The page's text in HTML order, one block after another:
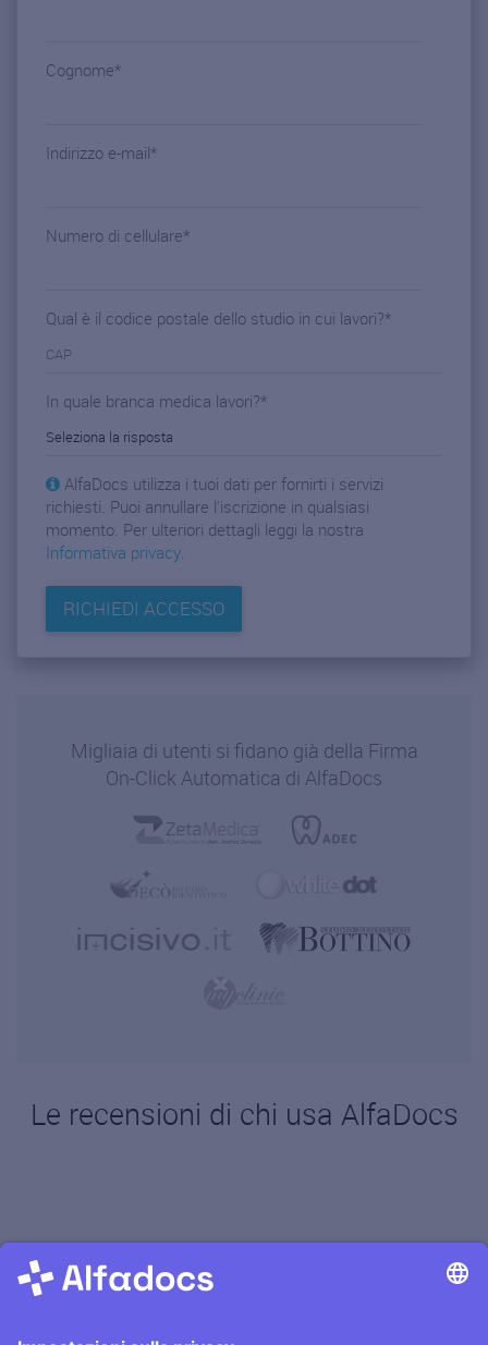
Cognome*
Indirizzo e-mail*
Numero di cellulare*
Qual è il codice postale dello studio in cui lavori?*
In quale branca medica lavori?*
AlfaDocs utilizza i tuoi dati per fornirti i servizi
richiesti. Puoi annullare l'iscrizione in qualsiasi
momento. Per ulteriori dettagli leggi la nostra
Informativa privacy.
Migliaia di utenti si fidano già della Firma
On-Click Automatica di AlfaDocs
Le recensioni di chi usa AlfaDocs